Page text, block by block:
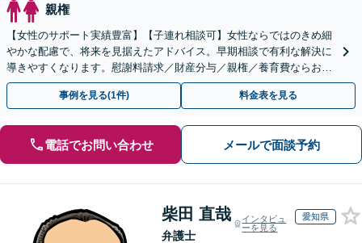
親権
【女性のサポート実績豊富】【子連れ相談可】女性ならではのきめ細
やかな配慮で、将来を見据えたアドバイス。早期相談で有利な解決に
導きやすくなります。慰謝料請求／財産分与／親権／養育費ならお任
せください。【安心の費用設計】【岡山駅徒歩10分】
事例を見る(1件) 料金表を見る
電話でお問い合わせ メールで面談予約
柴田 直哉
弁護士
インタビュ
ーを見る
愛知県